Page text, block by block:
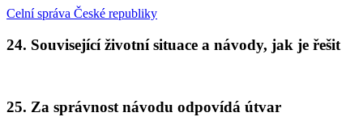
Celní správa České republiky
24. Související životní situace a návody, jak je řešit
25. Za správnost návodu odpovídá útvar